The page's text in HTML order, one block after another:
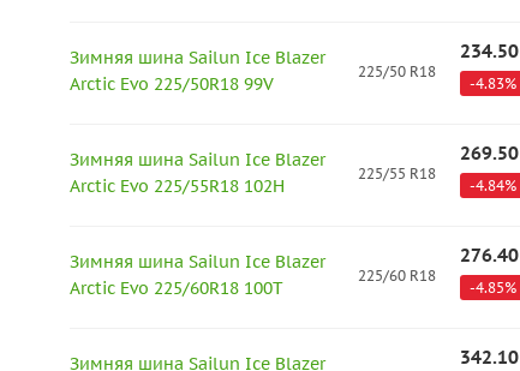
Зимняя шина Sailun Ice Blazer
Arctic Evo 225/50R18 99V
225/50 R18
234.50
-4.83%
Зимняя шина Sailun Ice Blazer
Arctic Evo 225/55R18 102H
225/55 R18
269.50
-4.84%
Зимняя шина Sailun Ice Blazer
Arctic Evo 225/60R18 100T
225/60 R18
276.40
-4.85%
Зимняя шина Sailun Ice Blazer
342.10